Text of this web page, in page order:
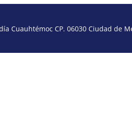
Cuauhtémoc CP. 06030 Ciudad de